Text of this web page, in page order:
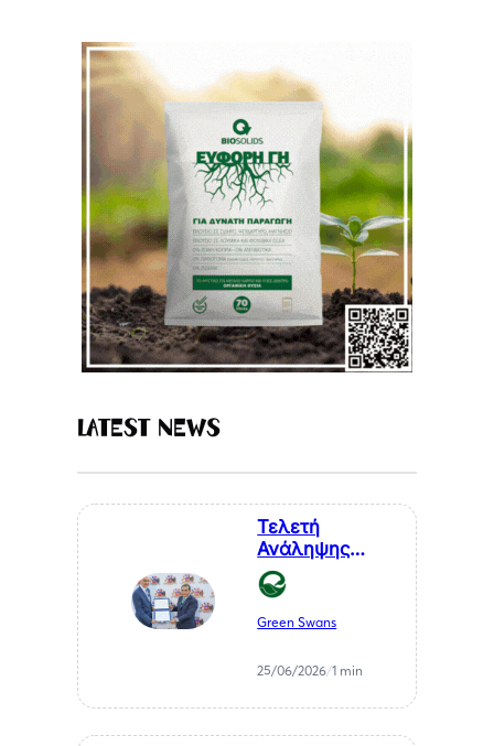
Latest News
Τελετή
Ανάληψης
Καθηκόντων
του Επίτιμου
Προξένου της
Δημοκρατίας
Θεσσαλονίκη, κ.
Αθανάσιου
Green Swans
25/06/2026/1 min